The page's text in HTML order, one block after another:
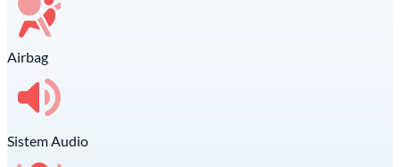
Airbag
Sistem Audio